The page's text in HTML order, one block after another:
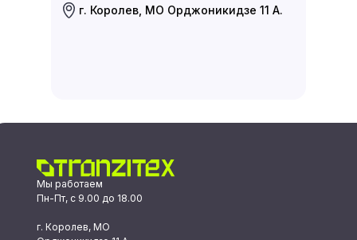
г. Королев, МО Орджоникидзе 11 А.
Мы работаем
Пн-Пт, с 9.00 до 18.00
г. Королев, МО